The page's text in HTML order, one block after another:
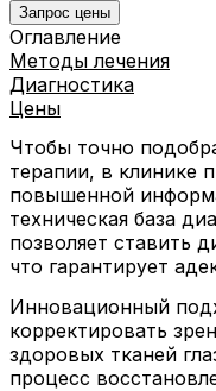
Запрос цены
Оглавление
Методы лечения
Диагностика
Цены
Чтобы точно
терапии, в клинике
повышенной
техническая база
позволяет ставить
что гарантирует
Инновационный
корректировать
здоровых тканей
процесс